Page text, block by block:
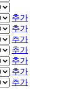
추가
추가
추가
추가
추가
추가
추가